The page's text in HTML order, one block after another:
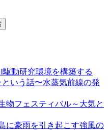
駆動研究環境を構築する
いう話〜水蒸気前線の発
物フェスティバル～大気と
に豪雨を引き起こす強風の